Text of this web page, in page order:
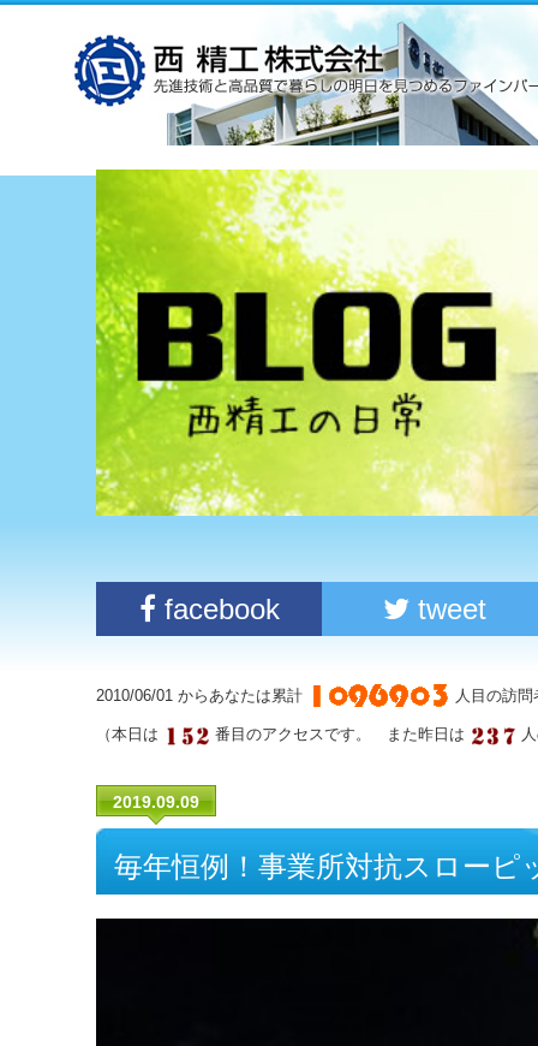
facebook tweet
2010/06/01 からあなたは累計 人目の訪
（本日は 番目のアクセスです。 また昨日は
2019.09.09
毎年恒例！事業所対抗スローピ